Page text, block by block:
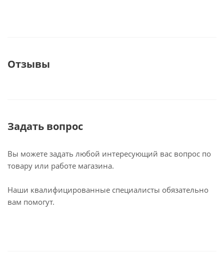
Отзывы
Задать вопрос
Вы можете задать любой интересующий вас вопрос по
товару или работе магазина.
Наши квалифицированные специалисты обязательно
вам помогут.